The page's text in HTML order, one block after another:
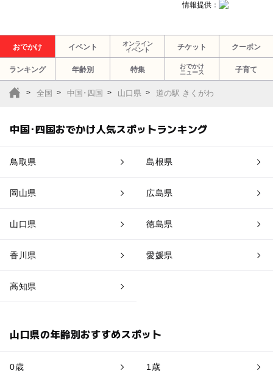
情報提供：
おでかけ イベント
オンライン
イベント
チケット クーポン
ランキング 年齢別 特集
おでかけ
ニュース
子育て
全国 中国･四国 山口県 道の駅 きくがわ
中国･四国おでかけ人気スポットランキング
鳥取県 島根県
岡山県 広島県
山口県 徳島県
香川県 愛媛県
高知県
山口県の年齢別おすすめスポット
0歳 1歳